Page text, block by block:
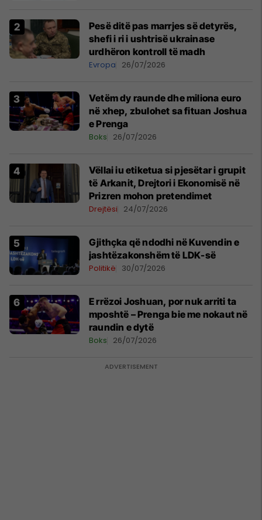
Pesë ditë pas marrjes së detyrës,
shefi i ri i ushtrisë ukrainase
urdhëron kontroll të madh
Evropa 26/07/2026
Vetëm dy raunde dhe miliona euro
në xhep, zbulohet sa fituan Joshua
e Prenga
Boks 26/07/2026
Vëllai iu etiketua si pjesëtar i grupit
të Arkanit, Drejtori i Ekonomisë në
Prizren mohon pretendimet
Drejtësi 24/07/2026
Gjithçka që ndodhi në Kuvendin e
jashtëzakonshëm të LDK-së
Politikë 30/07/2026
E rrëzoi Joshuan, por nuk arriti ta
mposhtë – Prenga bie me nokaut në
raundin e dytë
Boks 26/07/2026